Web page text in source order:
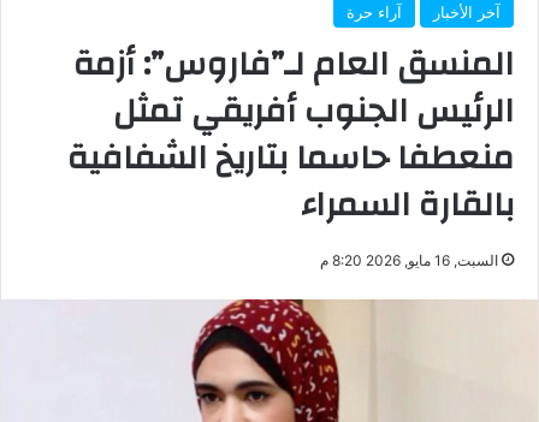
آخر الأخبار آراء حرة
المنسق العام لـ”فاروس”: أزمة
الرئيس الجنوب أفريقي تمثل
منعطفا حاسما بتاريخ الشفافية
بالقارة السمراء
السبت, 16 مايو, 2026 8:20 م